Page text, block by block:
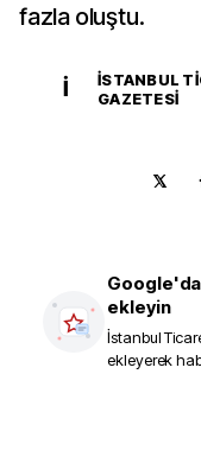
fazla oluştu.
İ
İSTANBUL
GAZETESI
ekleyin
İstanbul
ekleyerek